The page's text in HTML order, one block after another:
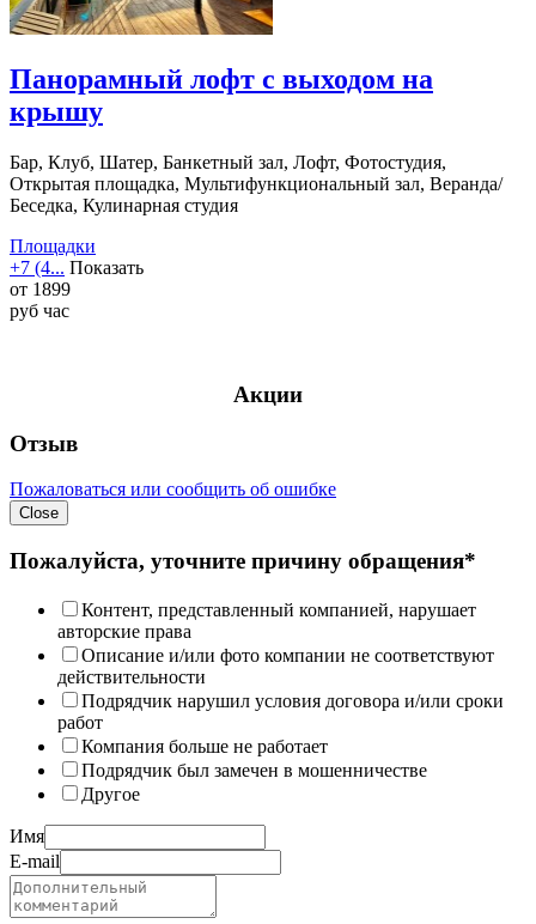
Панорамный лофт с выходом на
крышу
Бар, Клуб, Шатер, Банкетный зал, Лофт, Фотостудия,
Открытая площадка, Мультифункциональный зал, Веранда/
Беседка, Кулинарная студия
Площадки
+7 (4... Показать
от 1899
руб час
Акции
Отзыв
Пожаловаться или сообщить об ошибке
Close
Пожалуйста, уточните причину обращения*
Контент, представленный компанией, нарушает
авторские права
Описание и/или фото компании не соответствуют
действительности
Подрядчик нарушил условия договора и/или сроки
работ
Компания больше не работает
Подрядчик был замечен в мошенничестве
Другое
Имя
E-mail